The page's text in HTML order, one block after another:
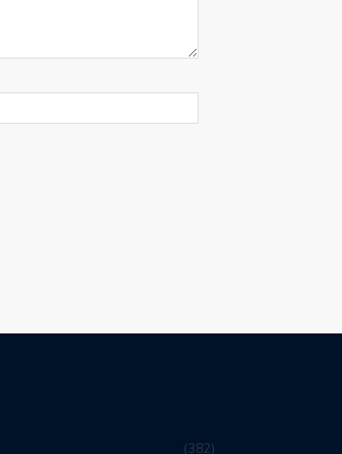
382